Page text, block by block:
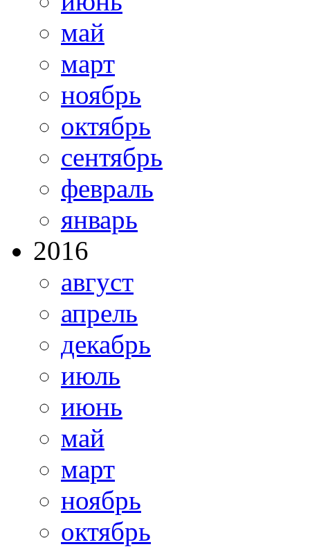
май
март
ноябрь
октябрь
сентябрь
февраль
январь
2016
август
апрель
декабрь
июль
июнь
май
март
ноябрь
октябрь